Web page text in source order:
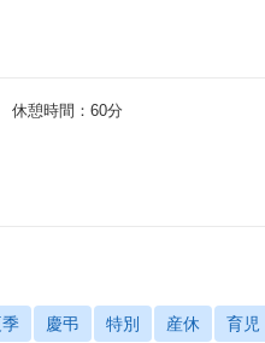
休憩時間：60分
慶弔 特別 産休 育児